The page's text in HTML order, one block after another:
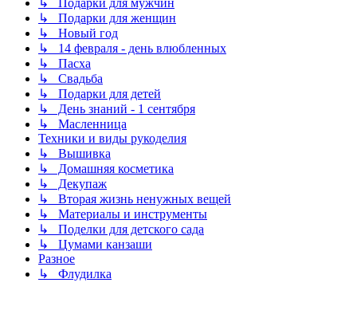
↳ Подарки для мужчин
↳ Подарки для женщин
↳ Новый год
↳ 14 февраля - день влюбленных
↳ Пасха
↳ Свадьба
↳ Подарки для детей
↳ День знаний - 1 сентября
↳ Масленница
Техники и виды рукоделия
↳ Вышивка
↳ Домашняя косметика
↳ Декупаж
↳ Вторая жизнь ненужных вещей
↳ Материалы и инструменты
↳ Поделки для детского сада
↳ Цумами канзаши
Разное
↳ Флудилка